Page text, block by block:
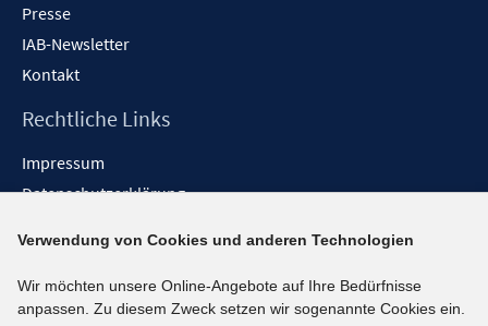
Presse
IAB-Newsletter
Kontakt
Rechtliche Links
Impressum
Datenschutzerklärung
Barrieren melden
Social-Media-Kanäle
Verwendung von Cookies und anderen Technologien
Wir möchten unsere Online-Angebote auf Ihre Bedürfnisse
anpassen. Zu diesem Zweck setzen wir sogenannte Cookies ein.